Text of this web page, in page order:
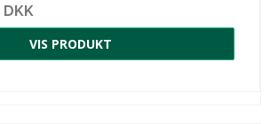
VIS PRODUKT